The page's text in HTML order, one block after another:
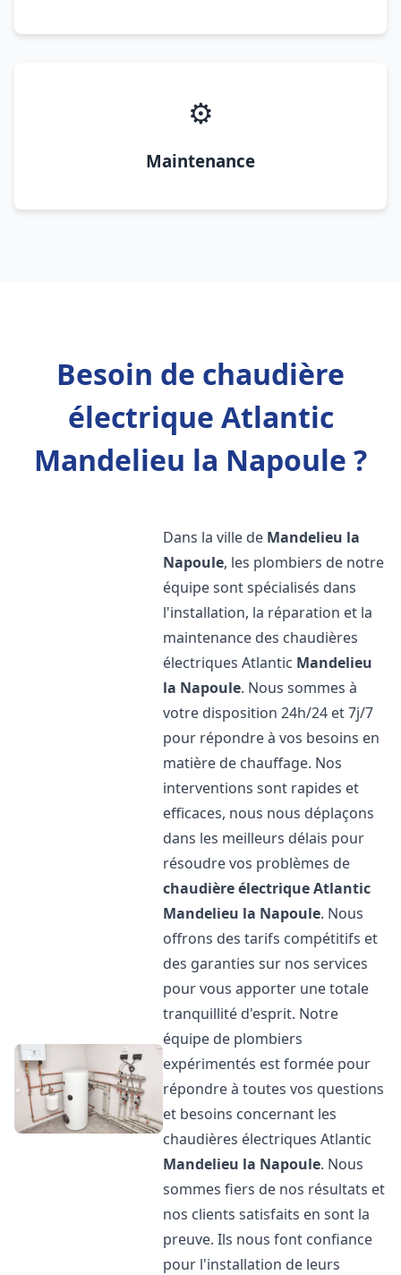
⚙️
Maintenance
Besoin de chaudière
électrique Atlantic
Mandelieu la Napoule ?
Dans la ville de Mandelieu la
Napoule, les plombiers de notre
équipe sont spécialisés dans
l'installation, la réparation et la
maintenance des chaudières
électriques Atlantic Mandelieu
la Napoule. Nous sommes à
votre disposition 24h/24 et 7j/7
pour répondre à vos besoins en
matière de chauffage. Nos
interventions sont rapides et
efficaces, nous nous déplaçons
dans les meilleurs délais pour
résoudre vos problèmes de
chaudière électrique Atlantic
Mandelieu la Napoule. Nous
offrons des tarifs compétitifs et
des garanties sur nos services
pour vous apporter une totale
tranquillité d'esprit. Notre
équipe de plombiers
expérimentés est formée pour
répondre à toutes vos questions
et besoins concernant les
chaudières électriques Atlantic
Mandelieu la Napoule. Nous
sommes fiers de nos résultats et
nos clients satisfaits en sont la
preuve. Ils nous font confiance
pour l'installation de leurs